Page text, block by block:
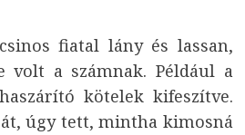
fiatal lány és lassan,
volt a számnak. Például a
kötelek kifeszítve.
úgy tett, mintha kimosná